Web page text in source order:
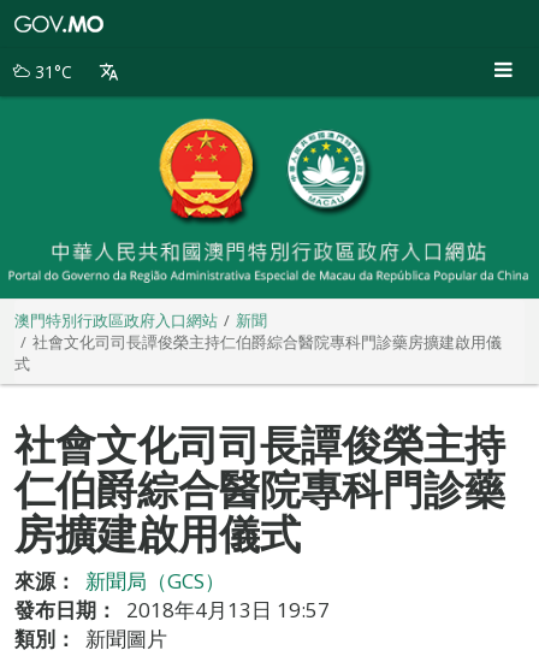
別
31°C
澳門特別行政區政府入口網站
新聞
社會文化司司長譚俊榮主持仁伯爵綜合醫院專科門診藥房擴建啟用儀
式
社會文化司司長譚俊榮主持
仁伯爵綜合醫院專科門診藥
房擴建啟用儀式
來源：
新聞局（GCS）
發布日期：
2018年4月13日 19:57
類別：
新聞圖片